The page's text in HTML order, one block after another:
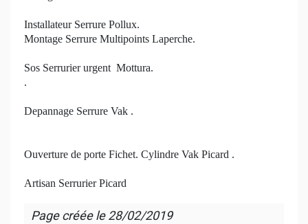
Installateur Serrure Pollux.
Montage Serrure Multipoints Laperche.
Sos Serrurier urgent Mottura.
.
Depannage Serrure Vak .
Ouverture de porte Fichet. Cylindre Vak Picard .
Artisan Serrurier Picard
Page créée le28/02/2019